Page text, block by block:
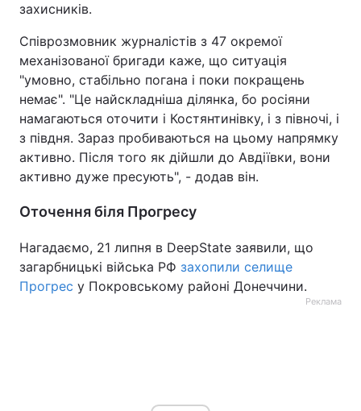
захисників.
Співрозмовник журналістів з 47 окремої
механізованої бригади каже, що ситуація
"умовно, стабільно погана і поки покращень
немає". "Це найскладніша ділянка, бо росіяни
намагаються оточити і Костянтинівку, і з півночі, і
з півдня. Зараз пробиваються на цьому напрямку
активно. Після того як дійшли до Авдіївки, вони
активно дуже пресують", - додав він.
Оточення біля Прогресу
Нагадаємо, 21 липня в DeepState заявили, що
загарбницькі війська РФ захопили селище
Прогрес у Покровському районі Донеччини.
Реклама